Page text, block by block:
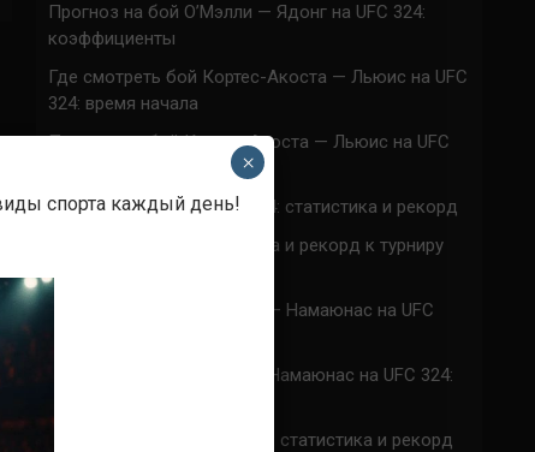
Прогноз на бой О’Мэлли — Ядонг на UFC 324:
коэффициенты
Где смотреть бой Кортес-Акоста — Льюис на UFC
324: время начала
Прогноз на бой Кортес-Акоста — Льюис на UFC
Наталья Сильва на UFC 324: статистика и рекорд
Роуз Намаюнас: статистика и рекорд к турниру
Где смотреть бой Сильва — Намаюнас на UFC
Прогноз на бой Сильва — Намаюнас на UFC 324:
Арнольд Аллен на UFC 324: статистика и рекорд
спорта каждый день!
×